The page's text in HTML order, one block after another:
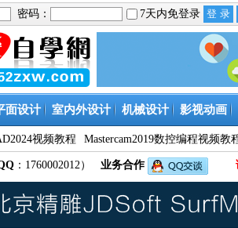
密码： 7天内免登录
面设计 室内外设计 机械设计 影视动画
视频教程 Mastercam2019数控编程视频教
：1760002012） 业务合作